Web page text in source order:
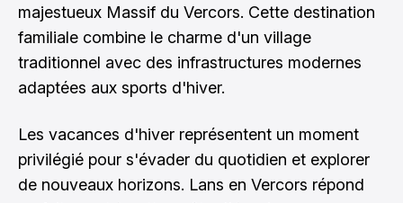
majestueux Massif du Vercors. Cette destination
familiale combine le charme d'un village
traditionnel avec des infrastructures modernes
adaptées aux sports d'hiver.
Les vacances d'hiver représentent un moment
privilégié pour s'évader du quotidien et explorer
de nouveaux horizons. Lans en Vercors répond